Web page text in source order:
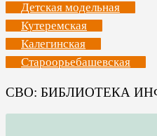
Детская модельная
Кутеремская
Калегинская
Староорьебашевская
СВО: БИБЛИОТЕКА